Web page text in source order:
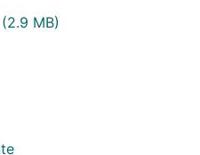
(2.9 MB)